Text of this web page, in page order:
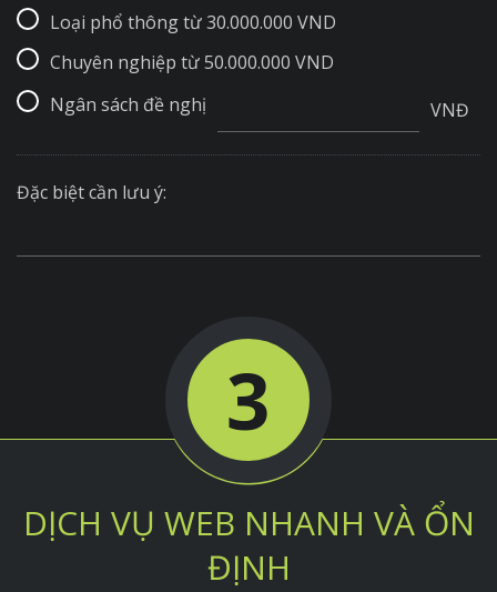
Loại phổ thông từ 30.000.000 VND
Chuyên nghiệp từ 50.000.000 VND
Ngân sách đề nghị
VNĐ
Đặc biệt cần lưu ý:
3
DỊCH VỤ WEB NHANH VÀ ỔN
ĐỊNH